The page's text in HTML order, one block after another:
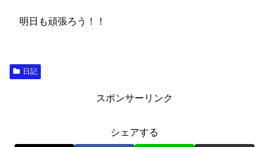
明日も頑張ろう！！
日記
スポンサーリンク
シェアする